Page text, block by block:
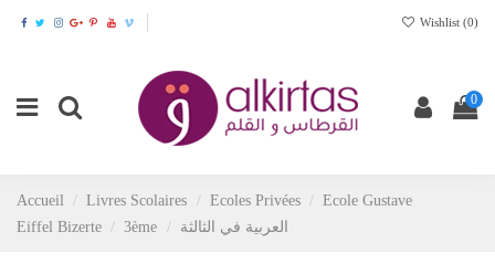
Wishlist (0)
0
Accueil Livres Scolaires Ecoles Privées
Ecole Gustave
Eiffel Bizerte
3ème العربية في الثالثة